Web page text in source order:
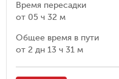
Время пересадки
от 05 ч 32 м
Общее время в пути
от 2 дн 13 ч 31 м